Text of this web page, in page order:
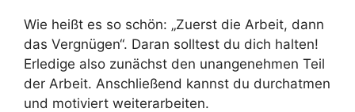
Wie heißt es so schön: „Zuerst die Arbeit, dann
das Vergnügen“. Daran solltest du dich halten!
Erledige also zunächst den unangenehmen Teil
der Arbeit. Anschließend kannst du durchatmen
und motiviert weiterarbeiten.